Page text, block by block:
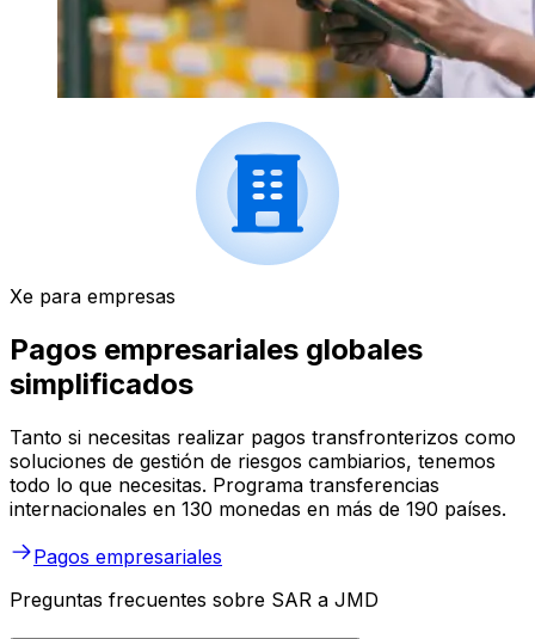
Xe para empresas
Pagos empresariales globales
simplificados
Tanto si necesitas realizar pagos transfronterizos como
soluciones de gestión de riesgos cambiarios, tenemos
todo lo que necesitas. Programa transferencias
internacionales en 130 monedas en más de 190 países.
Pagos empresariales
Preguntas frecuentes sobre SAR a JMD